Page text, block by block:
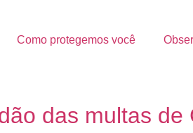
Como protegemos você
das multas de